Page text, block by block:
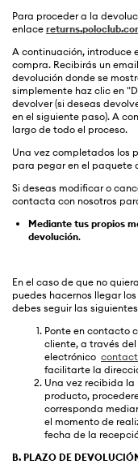
Para proceder a la
enlace
A continuación, introduce
compra. Recibirás un
devolución donde se
simplemente haz clic en
devolver (si deseas
en el siguiente paso). A
largo de todo el proceso.
Una vez completados los
para pegar en el paquete
Si deseas modificar o
contacta con nosotros
Mediante tus propios
devolución.
En el caso de que no
puedes hacernos llegar
debes seguir las
Ponte en contacto
cliente, a través del
electrónico
facilitarte la
Una vez recibida
producto,
corresponda
el momento de
fecha de la
B. PLAZO DE